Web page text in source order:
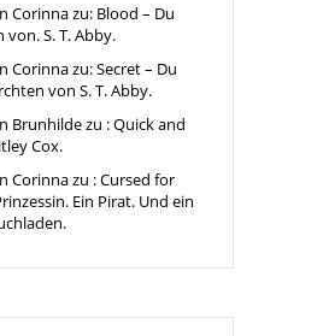
Corinna zu: Blood – Du
S. T. Abby.
Corinna zu: Secret – Du
von S. T. Abby.
Brunhilde zu : Quick and
Cox.
Corinna zu : Cursed for
Ein Pirat. Und ein